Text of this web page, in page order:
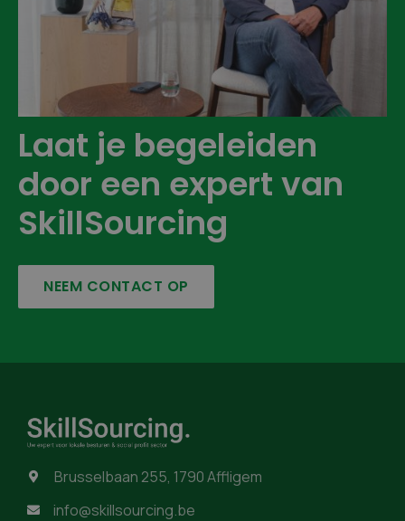
Laat je begeleiden
door een expert van
SkillSourcing
NEEM CONTACT OP
 Brusselbaan 255, 1790 Affligem
 info@skillsourcing.be